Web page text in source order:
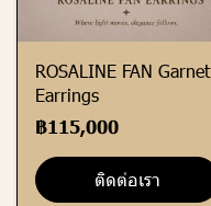
ROSALINE FAN Garnet
Earrings
฿115,000
ติดต่อเรา